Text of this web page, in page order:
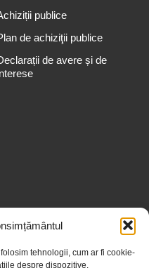
tehnologii, cum ar fi cookie-
despre dispozitive.
publice
de achiziţii publice
de avere și de